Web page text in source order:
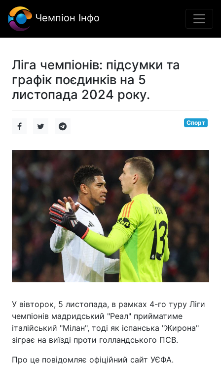
Чемпіон Інфо
Ліга чемпіонів: підсумки та
графік поєдинків на 5
листопада 2024 року.
Спорт
У вівторок, 5 листопада, в рамках 4-го туру Ліги
чемпіонів мадридський "Реал" прийматиме
італійський "Мілан", тоді як іспанська "Жирона"
зіграє на виїзді проти голландського ПСВ.
Про це повідомляє офіційний сайт УЄФА.